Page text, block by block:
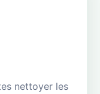
nettoyer les